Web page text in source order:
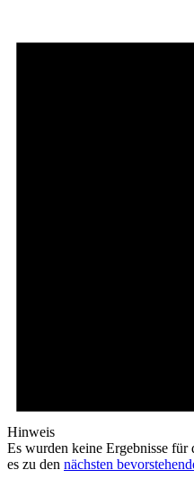
Hinweis
Es wurden keine Ergebnisse
es zu den nächsten